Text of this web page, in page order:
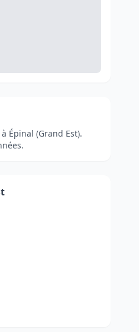
Épinal (Grand Est).